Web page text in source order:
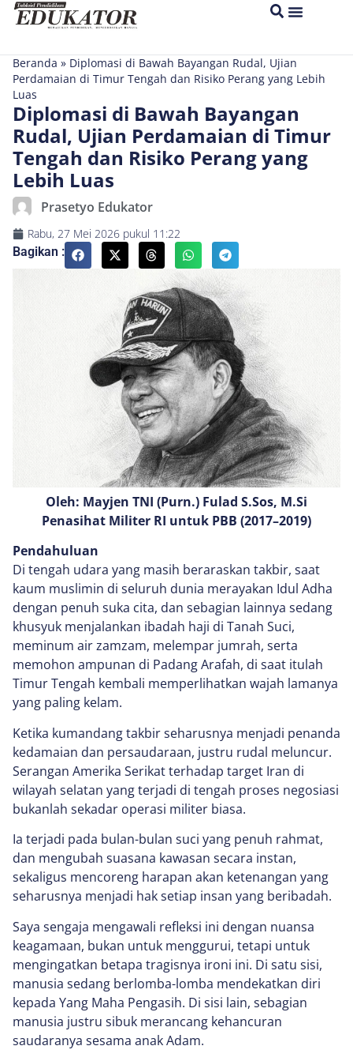
Beranda » Diplomasi di Bawah Bayangan Rudal, Ujian
Perdamaian di Timur Tengah dan Risiko Perang yang Lebih
Luas
Diplomasi di Bawah Bayangan
Rudal, Ujian Perdamaian di Timur
Tengah dan Risiko Perang yang
Lebih Luas
Prasetyo Edukator
Rabu, 27 Mei 2026 pukul 11:22
Bagikan :
Oleh: Mayjen TNI (Purn.) Fulad S.Sos, M.Si
Penasihat Militer RI untuk PBB (2017–2019)
Pendahuluan
Di tengah udara yang masih beraraskan takbir, saat
kaum muslimin di seluruh dunia merayakan Idul Adha
dengan penuh suka cita, dan sebagian lainnya sedang
khusyuk menjalankan ibadah haji di Tanah Suci,
meminum air zamzam, melempar jumrah, serta
memohon ampunan di Padang Arafah, di saat itulah
Timur Tengah kembali memperlihatkan wajah lamanya
yang paling kelam.
Ketika kumandang takbir seharusnya menjadi penanda
kedamaian dan persaudaraan, justru rudal meluncur.
Serangan Amerika Serikat terhadap target Iran di
wilayah selatan yang terjadi di tengah proses negosiasi
bukanlah sekadar operasi militer biasa.
Ia terjadi pada bulan-bulan suci yang penuh rahmat,
dan mengubah suasana kawasan secara instan,
sekaligus mencoreng harapan akan ketenangan yang
seharusnya menjadi hak setiap insan yang beribadah.
Saya sengaja mengawali refleksi ini dengan nuansa
keagamaan, bukan untuk menggurui, tetapi untuk
mengingatkan betapa tragisnya ironi ini. Di satu sisi,
manusia sedang berlomba-lomba mendekatkan diri
kepada Yang Maha Pengasih. Di sisi lain, sebagian
manusia justru sibuk merancang kehancuran
saudaranya sesama anak Adam.